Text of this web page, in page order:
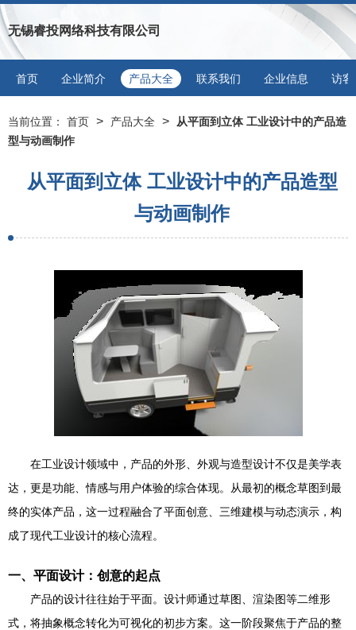
无锡睿投网络科技有限公司
首页 企业简介 产品大全 联系我们 企业信息 访客
当前位置： 首页 > 产品大全 >
从平面到立体 工业设计中的产品造
型与动画制作
从平面到立体 工业设计中的产品造型
与动画制作
在工业设计领域中，产品的外形、外观与造型设计不仅是美学表
达，更是功能、情感与用户体验的综合体现。从最初的概念草图到最
终的实体产品，这一过程融合了平面创意、三维建模与动态演示，构
成了现代工业设计的核心流程。
一、平面设计：创意的起点
产品的设计往往始于平面。设计师通过草图、渲染图等二维形
式，将抽象概念转化为可视化的初步方案。这一阶段聚焦于产品的整